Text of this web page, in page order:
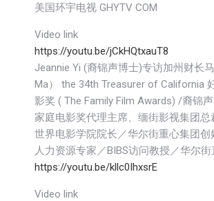
美国环宇电视 GHYTV COM
Video link
https://youtu.be/jCkHQtxauT8
Jeannie Yi (裔锦声博士)专访加州财长
Ma） the 34th Treasurer of California
影奖 ( The Family Film Awards) /裔锦
家庭电影奖代理主席、缅街影视集团总
世界电影学院院长／华尔街重心集团创
人力资源专家／BIBS访问教授／华尔街
https://youtu.be/kllc0IhxsrE
Video link